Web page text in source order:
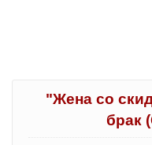
"Жена со
брак